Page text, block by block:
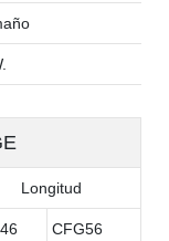
Longitud
CFG56